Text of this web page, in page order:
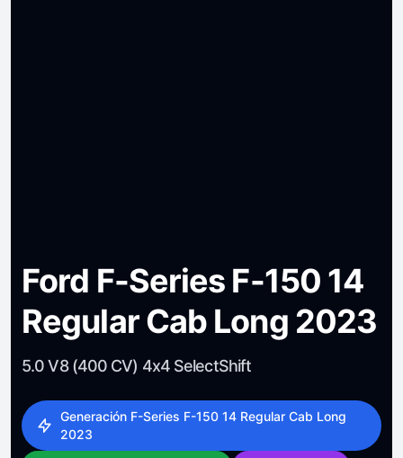
Ford F-Series F-150 14
Regular Cab Long 2023
5.0 V8 (400 CV) 4x4 SelectShift
Generación F-Series F-150 14 Regular Cab Long
2023